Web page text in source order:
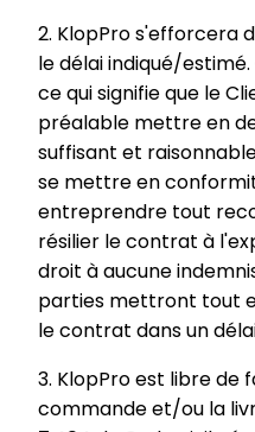
2. KlopPro s'efforcera
le délai indiqué/
ce qui signifie que le
préalable mettre en
suffisant et
se mettre en
entreprendre tout
résilier le contrat à
droit à aucune
parties mettront tout
le contrat dans un
3. KlopPro est libre de
commande et/ou la